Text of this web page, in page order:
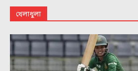
খেলাধুলা